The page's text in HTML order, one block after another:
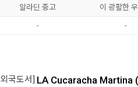
알라딘 중고 이 광활한
- -
국도서] LA Cucaracha Martina